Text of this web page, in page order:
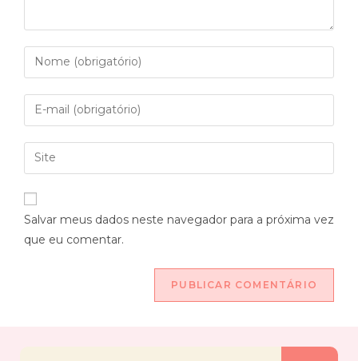
Salvar meus dados neste navegador para a próxima vez
que eu comentar.